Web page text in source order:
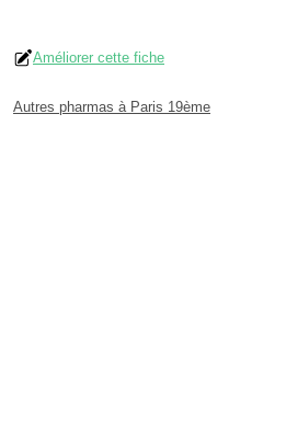
Améliorer cette fiche
Autres pharmas à Paris 19ème